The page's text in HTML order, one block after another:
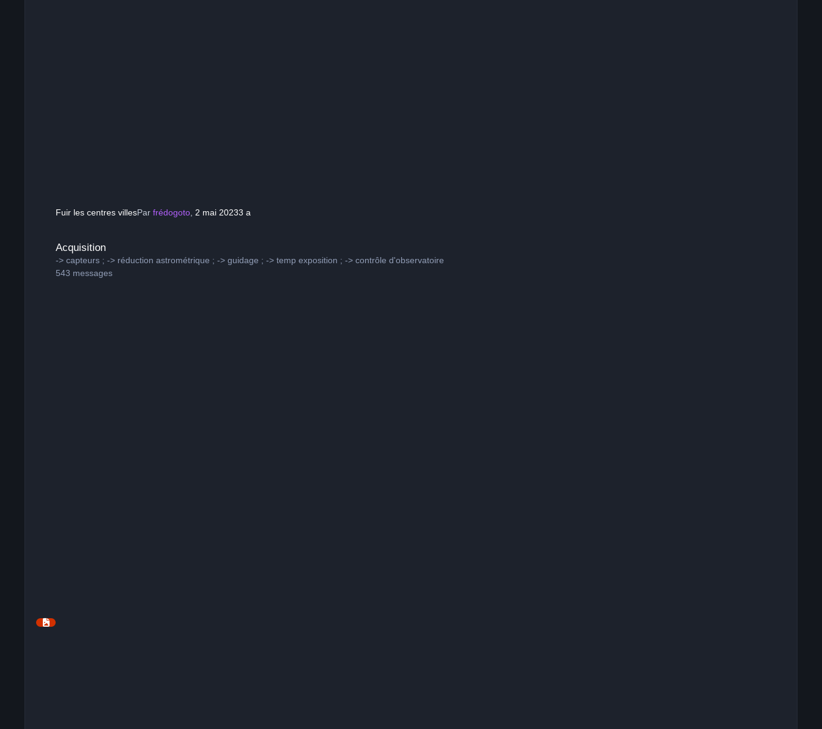
Fuir les centres villesParfrédogoto 2 mai 20233 a
Acquisition
-> capteurs ; -> réduction astrométrique ; -> guidage ; -> temp exposition ; -> contrôle d'observatoire
543 messages